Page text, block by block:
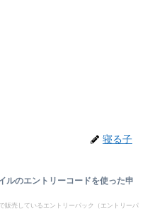
寝る子
ルのエントリーコードを使った申
販売しているエントリーパック（エントリーパ